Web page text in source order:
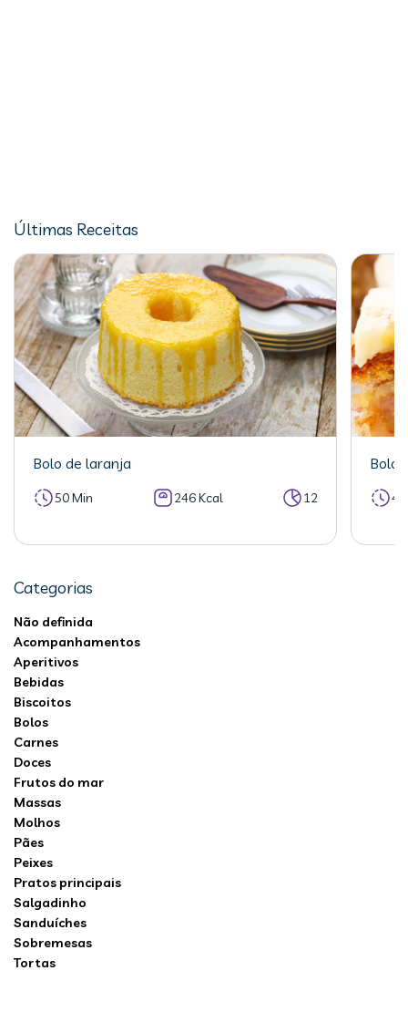
Últimas Receitas
Bolo de laranja
50 Min 246 Kcal 12
Bolo
Categorias
Não definida
Acompanhamentos
Aperitivos
Bebidas
Biscoitos
Bolos
Carnes
Doces
Frutos do mar
Massas
Molhos
Pães
Peixes
Pratos principais
Salgadinho
Sanduíches
Sobremesas
Tortas